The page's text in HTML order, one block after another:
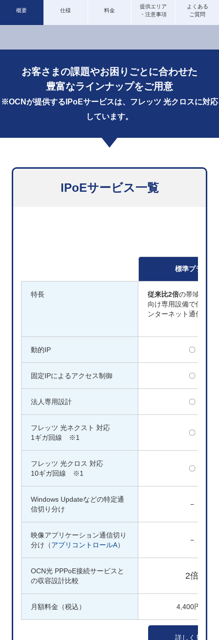
概要 仕様 料金
提供エリア
・注意事項
よくある
ご質問
お客さまの課題やお困りごとに合わせた
豊富なラインナップをご用意
※OCNが提供するIPoEサービスは、フレッツ 光クロスに対応
しています。
IPoEサービス一覧
標準プラン
特長 従来比2倍の帯域設計
向け専用設備で個人向
ンターネット通信と分
動的IP 〇
固定IPによるアクセス制御 〇
法人専用設計 〇
フレッツ 光ネクスト 対応
1ギガ回線 ※1
〇
フレッツ 光クロス 対応
10ギガ回線 ※1
〇
Windows Updateなどの特定通
信切り分け
−
映像アプリケーション通信切り
分け（アプリコントロールA）
−
OCN光 PPPoE接続サービスと
の収容設計比較
2倍
月額料金（税込） 4,400円～
詳しく見る